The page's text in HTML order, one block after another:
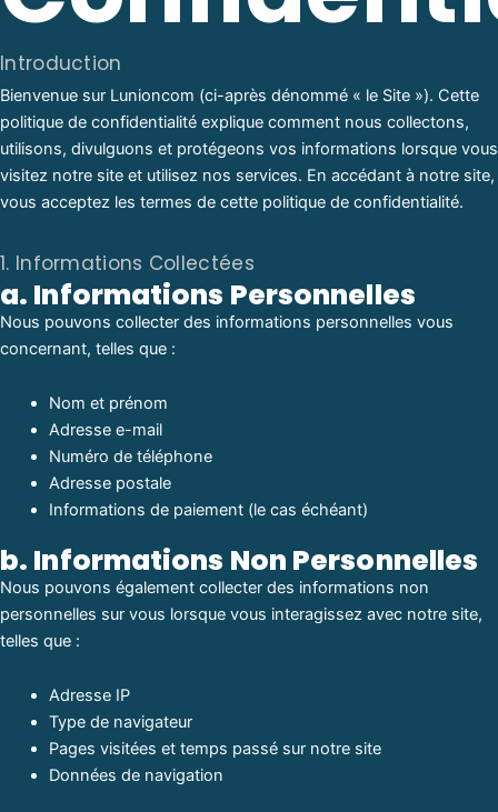
Introduction
Bienvenue sur Lunioncom (ci-après dénommé « le Site »). Cette
politique de confidentialité explique comment nous collectons,
utilisons, divulguons et protégeons vos informations lorsque vous
visitez notre site et utilisez nos services. En accédant à notre site,
vous acceptez les termes de cette politique de confidentialité.
1. Informations Collectées
a. Informations Personnelles
Nous pouvons collecter des informations personnelles vous
concernant, telles que :
Nom et prénom
Adresse e-mail
Numéro de téléphone
Adresse postale
Informations de paiement (le cas échéant)
b. Informations Non Personnelles
Nous pouvons également collecter des informations non
personnelles sur vous lorsque vous interagissez avec notre site,
telles que :
Adresse IP
Type de navigateur
Pages visitées et temps passé sur notre site
Données de navigation